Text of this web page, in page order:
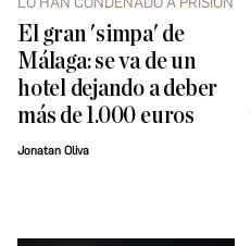
El gran 'simpa' de
Málaga: se va de un
hotel dejando a deber
más de 1.000 euros
Jonatan Oliva